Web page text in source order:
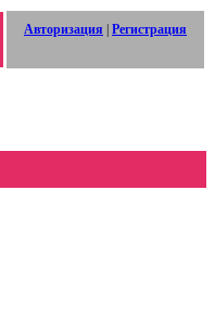
Авторизация Регистрация